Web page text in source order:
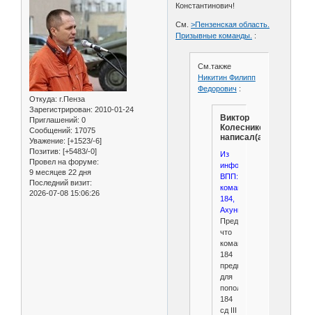
Откуда: г.Пенза
Зарегистрирован: 2010-01-24
Приглашений: 0
Сообщений: 17075
Уважение: [+1523/-6]
Позитив: [+5483/-0]
Провел на форуме:
9 месяцев 22 дня
Последний визит:
2026-07-08 15:06:26
Константинович!
См.>Пензенская область.
Призывные команды. :
См.также
Никитин Филипп
Федорович :
Виктор
Колесников
написал(а):
Из
информации
ВПП:
команда
184,
Ахуны.
Предполагаю,
что
команда
184
предназначалась
для
пополнения
184
сд III